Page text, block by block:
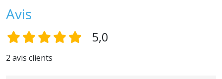
Avis
5,0
2 avis clients